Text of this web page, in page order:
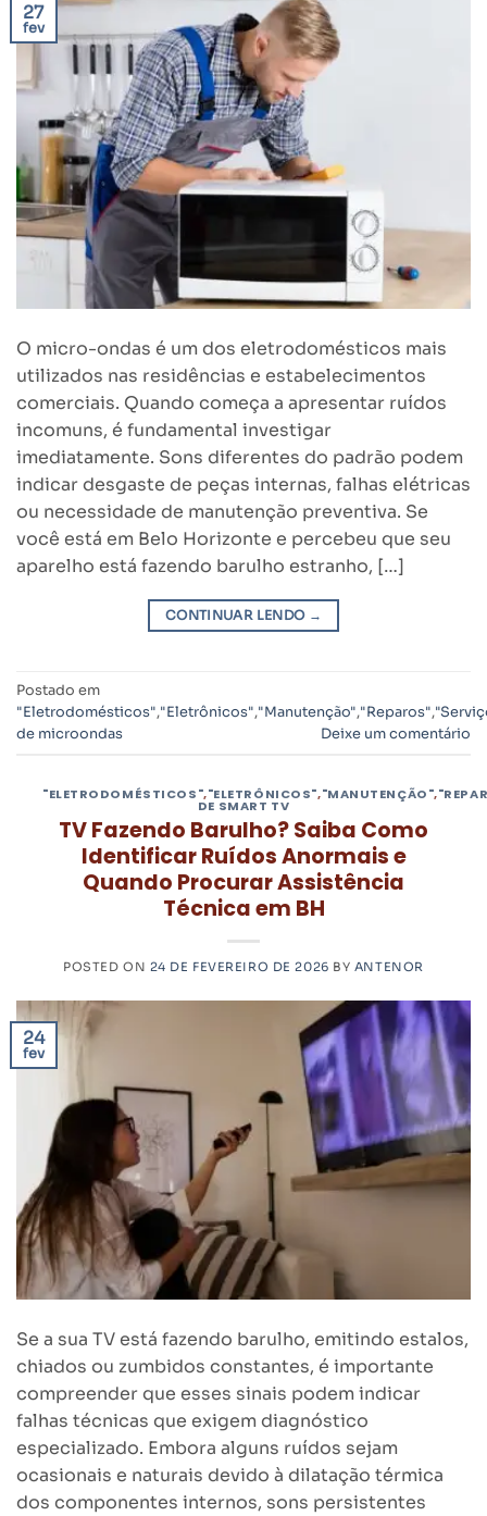
27
fev
O micro-ondas é um dos eletrodomésticos mais
utilizados nas residências e estabelecimentos
comerciais. Quando começa a apresentar ruídos
incomuns, é fundamental investigar
imediatamente. Sons diferentes do padrão podem
indicar desgaste de peças internas, falhas elétricas
ou necessidade de manutenção preventiva. Se
você está em Belo Horizonte e percebeu que seu
aparelho está fazendo barulho estranho, […]
CONTINUAR LENDO →
Postado em
"Eletrodomésticos","Eletrônicos","Manutenção","Reparos",
de microondas
Deixe um comentário
"ELETRODOMÉSTICOS","ELETRÔNICOS","MANUTENÇÃO",
DE SMART TV
TV Fazendo Barulho? Saiba Como
Identificar Ruídos Anormais e
Quando Procurar Assistência
Técnica em BH
POSTED ON 24 DE FEVEREIRO DE 2026 BY ANTENOR
24
fev
Se a sua TV está fazendo barulho, emitindo estalos,
chiados ou zumbidos constantes, é importante
compreender que esses sinais podem indicar
falhas técnicas que exigem diagnóstico
especializado. Embora alguns ruídos sejam
ocasionais e naturais devido à dilatação térmica
dos componentes internos, sons persistentes